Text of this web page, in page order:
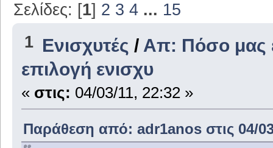
Σελίδες: [1] 2 3 4 ... 15
1 Ενισχυτές / Απ: Πόσο μας
επιλογή ενισχυ
« στις: 04/03/11, 22:32 »
Παράθεση από: adr1anos στις 04/